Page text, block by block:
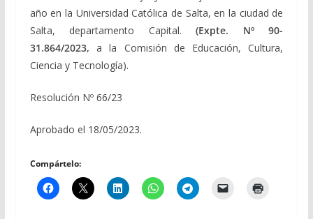
año en la Universidad Católica de Salta, en la ciudad de
Salta, departamento Capital.(Expte. Nº 90-
31.864/2023, a la Comisión de Educación, Cultura,
Ciencia y Tecnología).
Resolución Nº 66/23
Aprobado el 18/05/2023.
Compártelo: